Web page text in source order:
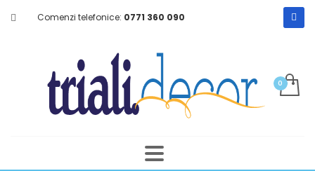
Comenzi telefonice: 0771 360 090